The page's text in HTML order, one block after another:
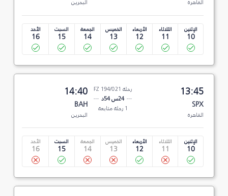
القاهرة البحرين
الإثنين
10
الثلاثاء
11
الأربعاء
12
الخميس
13
الجمعة
14
السبت
15
الأحد
16
13:45
SPX
القاهرة
رحلة FZ 194/021
24س 54د
1 رحلة متابعة
14:40
BAH
البحرين
الإثنين
10
الثلاثاء
11
الأربعاء
12
الخميس
13
الجمعة
14
السبت
15
الأحد
16